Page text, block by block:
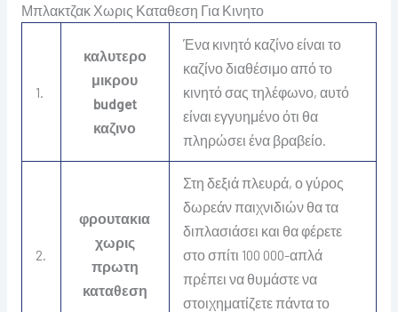
Μπλακτζακ Χωρις Καταθεση Για Κινητο
1.
καλυτερο
μικρου
budget
καζινο
Ένα κινητό καζίνο είναι το
καζίνο διαθέσιμο από το
κινητό σας τηλέφωνο, αυτό
είναι εγγυημένο ότι θα
πληρώσει ένα βραβείο.
2.
φρουτακια
χωρις
πρωτη
καταθεση
Στη δεξιά πλευρά, ο γύρος
δωρεάν παιχνιδιών θα τα
διπλασιάσει και θα φέρετε
στο σπίτι 100 000-απλά
πρέπει να θυμάστε να
στοιχηματίζετε πάντα το